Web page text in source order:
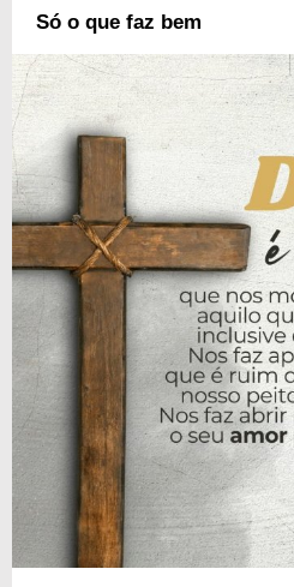
Só o que faz bem